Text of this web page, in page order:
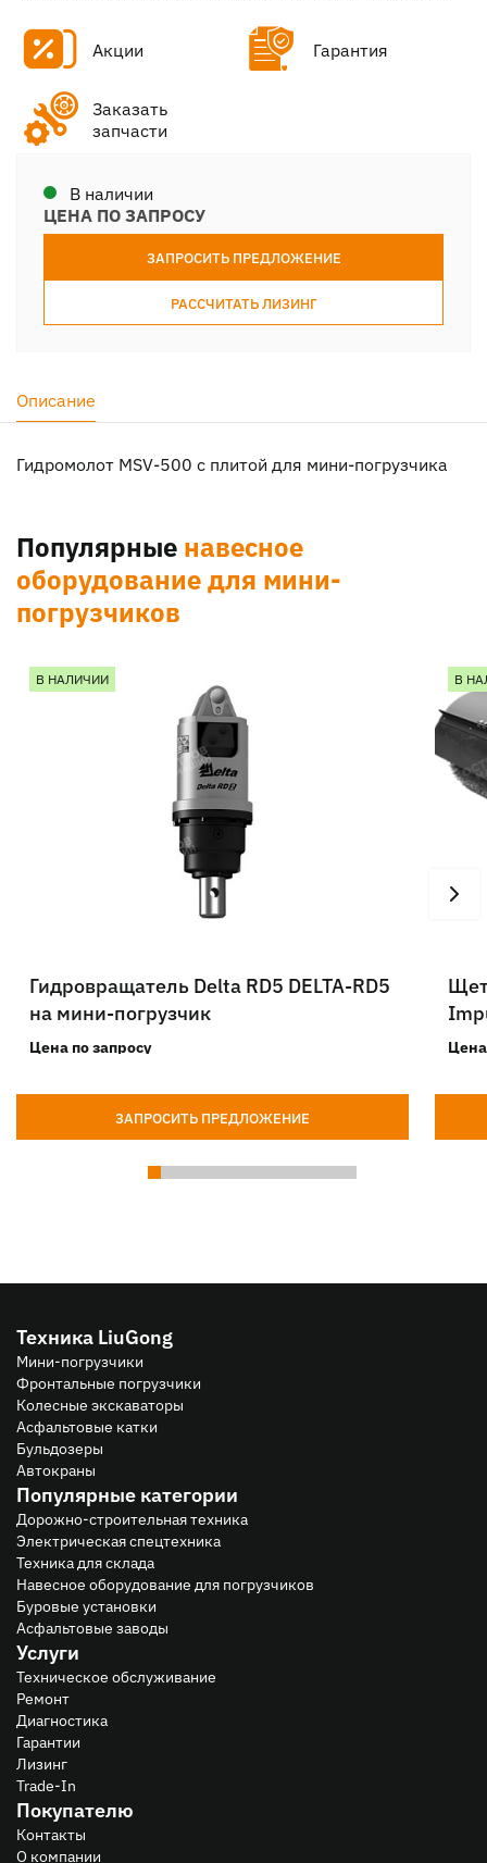
Акции Гарантия
Заказать
запчасти
В наличии
ЦЕНА ПО ЗАПРОСУ
ЗАПРОСИТЬ ПРЕДЛОЖЕНИЕ
РАССЧИТАТЬ ЛИЗИНГ
Описание
Гидромолот MSV-500 с плитой для мини-погрузчика
Популярные навесное
оборудование для мини-
погрузчиков
В НАЛИЧИИ
Гидровращатель Delta RD5 DELTA-RD5
на мини-погрузчик
Цена по запросу
ЗАПРОСИТЬ ПРЕДЛОЖЕНИЕ
В
Техника LiuGong
Мини-погрузчики
Фронтальные погрузчики
Колесные экскаваторы
Асфальтовые катки
Бульдозеры
Автокраны
Популярные категории
Дорожно-строительная техника
Электрическая спецтехника
Техника для склада
Навесное оборудование для погрузчиков
Буровые установки
Асфальтовые заводы
Услуги
Техническое обслуживание
Ремонт
Диагностика
Гарантии
Лизинг
Trade-In
Покупателю
Контакты
О компании